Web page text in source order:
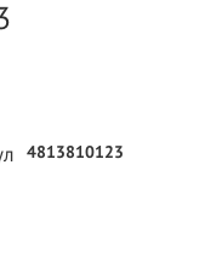
4813810123